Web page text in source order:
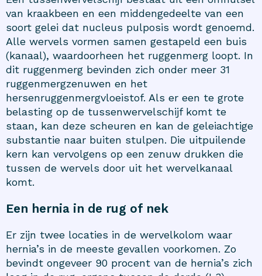
van kraakbeen en een middengedeelte van een
soort gelei dat nucleus pulposis wordt genoemd.
Alle wervels vormen samen gestapeld een buis
(kanaal), waardoorheen het ruggenmerg loopt. In
dit ruggenmerg bevinden zich onder meer 31
ruggenmergzenuwen en het
hersenruggenmergvloeistof. Als er een te grote
belasting op de tussenwervelschijf komt te
staan, kan deze scheuren en kan de geleiachtige
substantie naar buiten stulpen. Die uitpuilende
kern kan vervolgens op een zenuw drukken die
tussen de wervels door uit het wervelkanaal
komt.
Een hernia in de rug of nek
Er zijn twee locaties in de wervelkolom waar
hernia’s in de meeste gevallen voorkomen. Zo
bevindt ongeveer 90 procent van de hernia’s zich